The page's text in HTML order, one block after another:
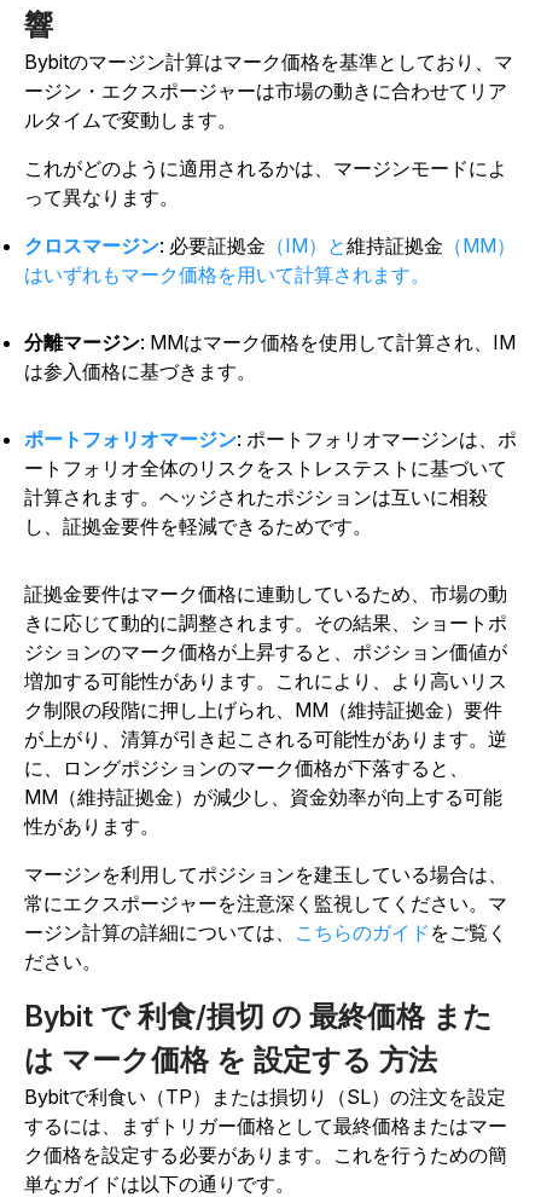
響
Bybitのマージン計算はマーク価格を基準としており、マ
ージン・エクスポージャーは市場の動きに合わせてリア
ルタイムで変動します。
これがどのように適用されるかは、マージンモードによ
って異なります。
クロスマージン: 必要証拠金 （IM）と維持証拠金 （MM）
はいずれもマーク価格を用いて計算されます。
分離マージン: MMはマーク価格を使用して計算され、IM
は参入価格に基づきます。
ポートフォリオマージン: ポートフォリオマージンは、ポ
ートフォリオ全体のリスクをストレステストに基づいて
計算されます。ヘッジされたポジションは互いに相殺
し、証拠金要件を軽減できるためです。
証拠金要件はマーク価格に連動しているため、市場の動
きに応じて動的に調整されます。その結果、ショートポ
ジションのマーク価格が上昇すると、ポジション価値が
増加する可能性があります。これにより、より高いリス
ク制限の段階に押し上げられ、MM（維持証拠金）要件
が上がり、清算が引き起こされる可能性があります。逆
に、ロングポジションのマーク価格が下落すると、
MM（維持証拠金）が減少し、資金効率が向上する可能
性があります。
マージンを利用してポジションを建玉している場合は、
常にエクスポージャーを注意深く監視してください。マ
ージン計算の詳細については、 こちらのガイド をご覧く
ださい。
Bybit で 利食/損切 の 最終価格 また
は マーク価格 を 設定する 方法
Bybitで利食い（TP）または損切り（SL）の注文を設定
するには、まずトリガー価格として最終価格またはマー
ク価格を設定する必要があります。これを行うための簡
単なガイドは以下の通りです。